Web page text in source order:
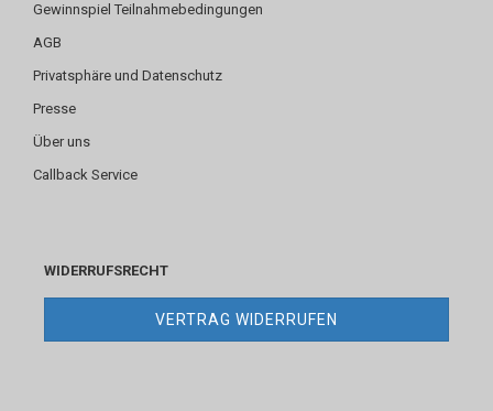
Gewinnspiel Teilnahmebedingungen
AGB
Privatsphäre und Datenschutz
Presse
Über uns
Callback Service
WIDERRUFSRECHT
VERTRAG WIDERRUFEN